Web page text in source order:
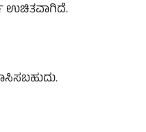
ಉಚಿತವಾಗಿದೆ.